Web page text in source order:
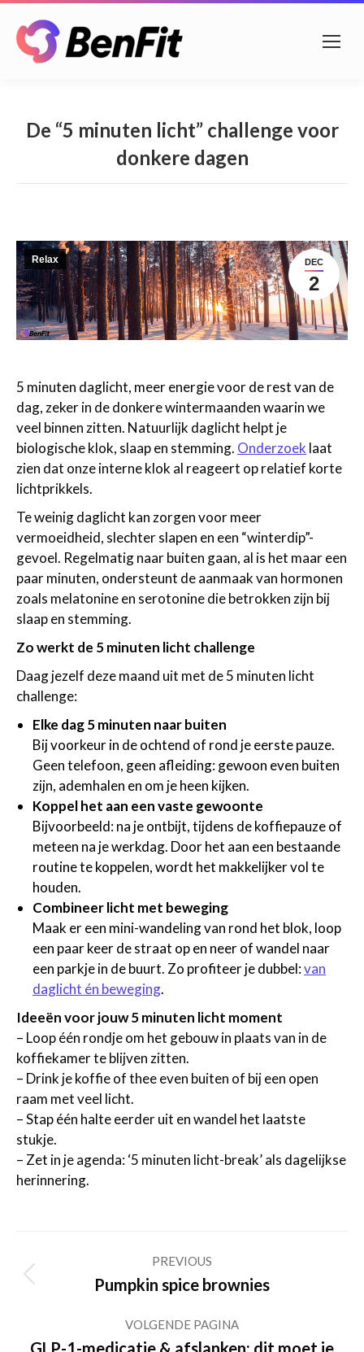
De “5 minuten licht” challenge voor
donkere dagen
DEC
2
Relax
5 minuten daglicht, meer energie voor de rest van de
dag, zeker in de donkere wintermaanden waarin we
veel binnen zitten. Natuurlijk daglicht helpt je
biologische klok, slaap en stemming. Onderzoek laat
zien dat onze interne klok al reageert op relatief korte
lichtprikkels.
Te weinig daglicht kan zorgen voor meer
vermoeidheid, slechter slapen en een “winterdip”-
gevoel. Regelmatig naar buiten gaan, al is het maar een
paar minuten, ondersteunt de aanmaak van hormonen
zoals melatonine en serotonine die betrokken zijn bij
slaap en stemming.
Zo werkt de 5 minuten licht challenge
Daag jezelf deze maand uit met de 5 minuten licht
challenge:
Elke dag 5 minuten naar buiten
Bij voorkeur in de ochtend of rond je eerste pauze.
Geen telefoon, geen afleiding: gewoon even buiten
zijn, ademhalen en om je heen kijken.
Koppel het aan een vaste gewoonte
Bijvoorbeeld: na je ontbijt, tijdens de koffiepauze of
meteen na je werkdag. Door het aan een bestaande
routine te koppelen, wordt het makkelijker vol te
houden.
Combineer licht met beweging
Maak er een mini-wandeling van rond het blok, loop
een paar keer de straat op en neer of wandel naar
een parkje in de buurt. Zo profiteer je dubbel:van
daglicht én beweging.
Ideeën voor jouw 5 minuten licht moment
– Loop één rondje om het gebouw in plaats van in de
koffiekamer te blijven zitten.
– Drink je koffie of thee even buiten of bij een open
raam met veel licht.
– Stap één halte eerder uit en wandel het laatste
stukje.
– Zet in je agenda: ‘5 minuten licht-break’ als dagelijkse
herinnering.
navigation
PREVIOUS
Previous
Pumpkin spice brownies
VOLGENDE PAGINA